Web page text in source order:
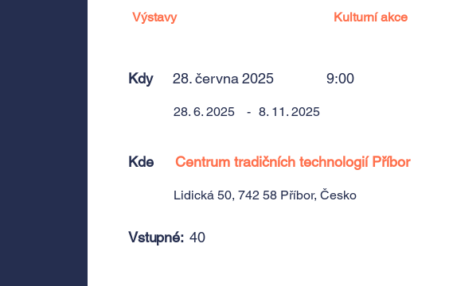
Výstavy Kulturní akce
Kdy 28. června 2025 9:00
28. 6. 2025 - 8. 11. 2025
Kde Centrum tradičních technologií Příbor
Lidická 50, 742 58 Příbor, Česko
Vstupné: 40